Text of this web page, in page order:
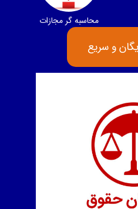
محاسبه‌ گر مجازات
و سریع